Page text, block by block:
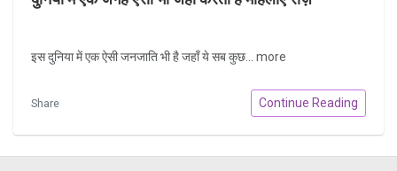
इस दुनिया में एक ऐसी जनजाति भी है जहाँ ये सब कुछ... more
Share Continue Reading